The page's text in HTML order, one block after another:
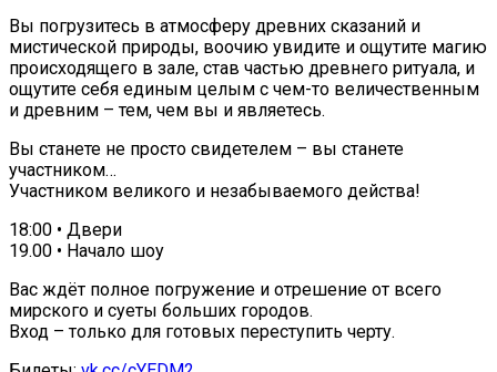
Вы погрузитесь в атмосферу древних сказаний и
мистической природы, воочию увидите и ощутите магию
происходящего в зале, став частью древнего ритуала, и
ощутите себя единым целым с чем-то величественным
и древним – тем, чем вы и являетесь.
Вы станете не просто свидетелем – вы станете
участником…
Участником великого и незабываемого действа!
18:00 • Двери
19.00 • Начало шоу
Вас ждёт полное погружение и отрешение от всего
мирского и суеты больших городов.
Вход – только для готовых переступить черту.